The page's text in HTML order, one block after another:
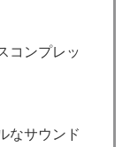
コンプレッ
なサウンド